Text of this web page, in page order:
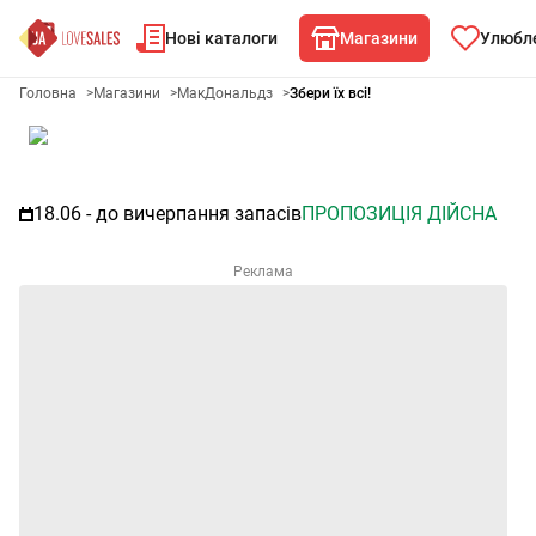
Нові каталоги Магазини
Акційний каталог
Головна >Магазини >МакДональдз >Збери їх всі!
18.06 - до вичерпання запасівПРОПОЗИЦІЯ ДІЙСНА
Реклама